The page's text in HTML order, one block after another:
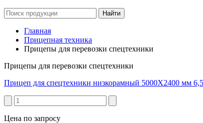
Главная
Прицепная техника
Прицепы для перевозки спецтехники
Прицепы для перевозки спецтехники
Прицеп для спецтехники низкорамный 5000Х2400 мм
Цена по запросу